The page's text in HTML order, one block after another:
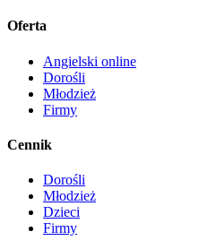
Oferta
Angielski online
Dorośli
Młodzież
Firmy
Cennik
Dorośli
Młodzież
Dzieci
Firmy